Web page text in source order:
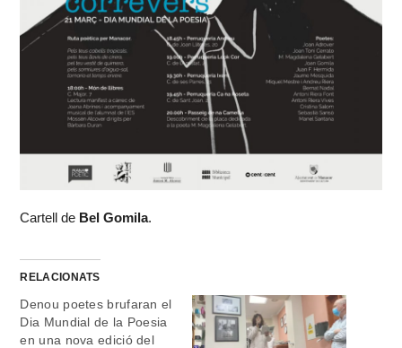
Cartell de Bel Gomila.
RELACIONATS
Denou poetes brufaran el
Dia Mundial de la Poesia
en una nova edició del